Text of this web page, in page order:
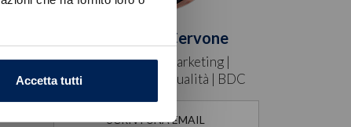
Accetta tutti
Alessandro Cervone
Responsabile Marketing |
Comunicazione | Qualità | BDC
SCRIVI UNA EMAIL